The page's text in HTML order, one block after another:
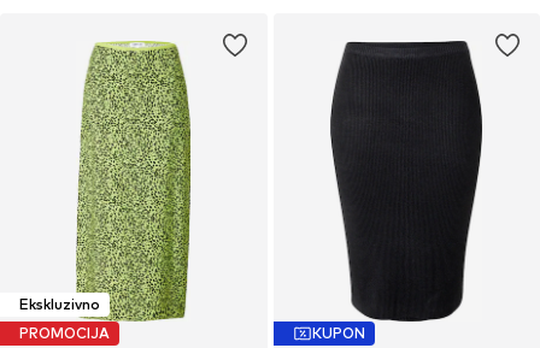
Ekskluzivno
PROMOCIJA
KUPON